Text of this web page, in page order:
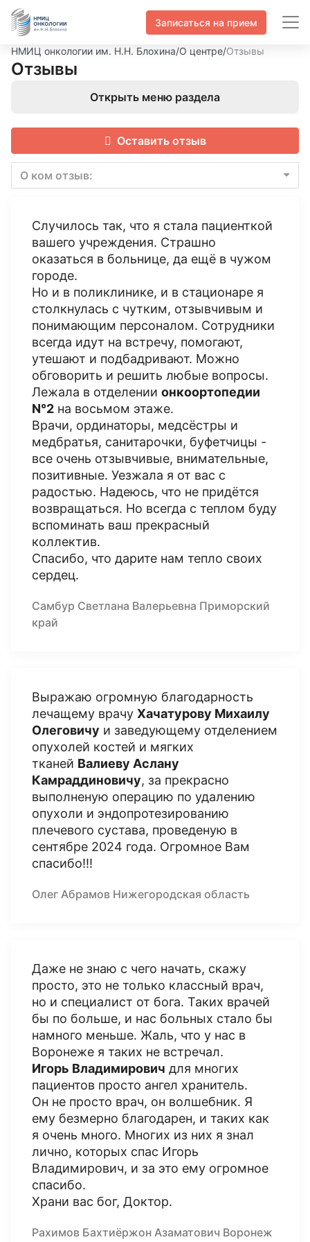
Записаться на прием
НМИЦ онкологии им. Н.Н. Блохина/О центре/Отзывы
Отзывы
Открыть меню раздела
Оставить отзыв
О ком отзыв:
Случилось так, что я стала пациенткой
вашего учреждения. Страшно
оказаться в больнице, да ещё в чужом
городе.
Но и в поликлинике, и в стационаре я
столкнулась с чутким, отзывчивым и
понимающим персоналом. Сотрудники
всегда идут на встречу, помогают,
утешают и подбадривают. Можно
обговорить и решить любые вопросы.
Лежала в отделении онкоортопедии
N°2 на восьмом этаже.
Врачи, ординаторы, медсëстры и
медбратья, санитарочки, буфетчицы -
все очень отзывчивые, внимательные,
позитивные. Уезжала я от вас с
радостью. Надеюсь, что не придëтся
возвращаться. Но всегда с теплом буду
вспоминать ваш прекрасный
коллектив.
Спасибо, что дарите нам тепло своих
сердец.
Самбур Светлана Валерьевна Приморский
край
Выражаю огромную благодарность
лечащему врачу Хачатурову Михаилу
Олеговичу и заведующему отделением
опухолей костей и мягких
тканей Валиеву Аслану
Камраддиновичу, за прекрасно
выполненую операцию по удалению
опухоли и эндопротезированию
плечевого сустава, проведеную в
сентябре 2024 года. Огромное Вам
спасибо!!!
Олег Абрамов Нижегородская область
Даже не знаю с чего начать, скажу
просто, это не только классный врач,
но и специалист от бога. Таких врачей
бы по больше, и нас больных стало бы
намного меньше. Жаль, что у нас в
Воронеже я таких не встречал.
Игорь Владимирович для многих
пациентов просто ангел хранитель.
Он не просто врач, он волшебник. Я
ему безмерно благодарен, и таких как
я очень много. Многих из них я знал
лично, которых спас Игорь
Владимирович, и за это ему огромное
спасибо.
Храни вас бог, Доктор.
Рахимов Бахтиёржон Азаматович Воронеж